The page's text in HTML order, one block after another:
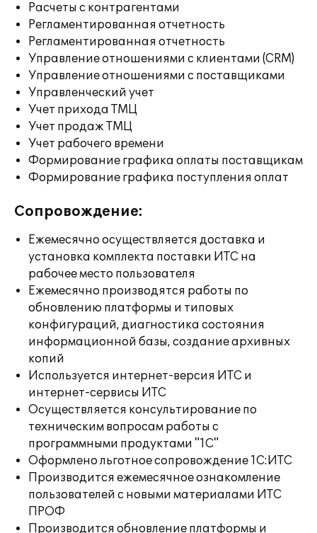
Расчеты с контрагентами
Регламентированная отчетность
Регламентированная отчетность
Управление отношениями с клиентами (CRM)
Управление отношениями с поставщиками
Управленческий учет
Учет прихода ТМЦ
Учет продаж ТМЦ
Учет рабочего времени
Формирование графика оплаты поставщикам
Формирование графика поступления оплат
Сопровождение:
Ежемесячно осуществляется доставка и
установка комплекта поставки ИТС на
рабочее место пользователя
Ежемесячно производятся работы по
обновлению платформы и типовых
конфигураций, диагностика состояния
информационной базы, создание архивных
копий
Используется интернет-версия ИТС и
интернет-сервисы ИТС
Осуществляется консультирование по
техническим вопросам работы с
программными продуктами "1С"
Оформлено льготное сопровождение 1С:ИТС
Производится ежемесячное ознакомление
пользователей с новыми материалами ИТС
ПРОФ
Производится обновление платформы и